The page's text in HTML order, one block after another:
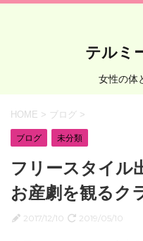
テルミ
女性の体
HOME > ブログ >
ブログ 未分類
フリースタイル
お産劇を観るク
2017/12/10 2019/05/10